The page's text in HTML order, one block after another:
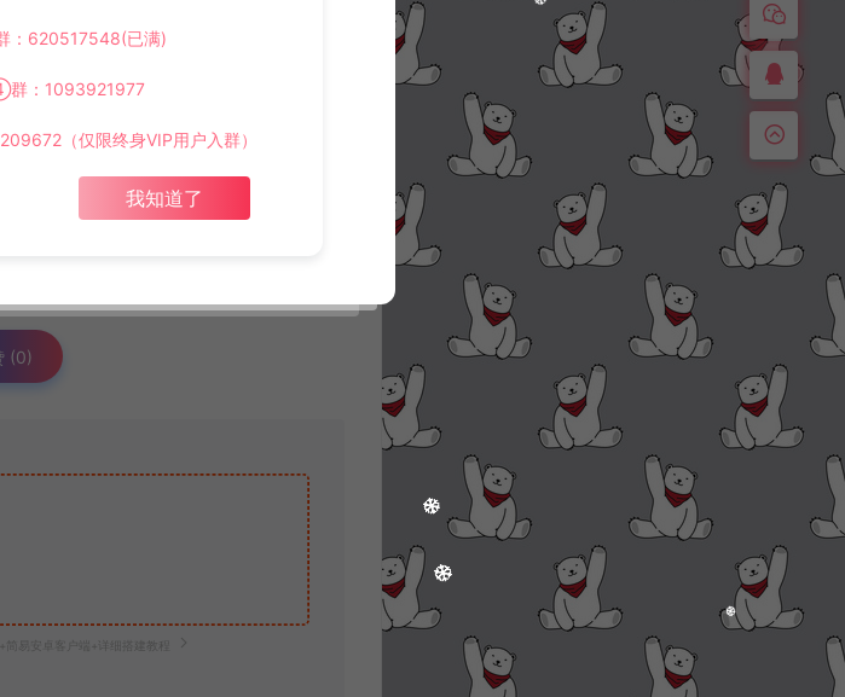
(0)
易安卓客户端+详细搭建教程
：620517548(已满)
：1093921977
（仅限终身VIP用户入群）
我知道了